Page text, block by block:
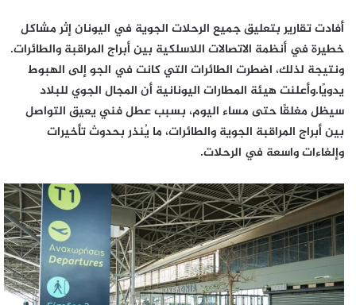
أفادت تقارير بتعليق جميع الرحلات الجوية في اليونان إثر مشاكل
خطيرة في أنظمة الاتصالات اللاسلكية بين أبراج المراقبة والطائرات.
ونتيجة لذلك، اضطرت الطائرات التي كانت في الجو إلى الهبوط
يدويًا.وأعلنت هيئة المطارات اليونانية أن المجال الجوي للبلاد
سيظل مغلقًا حتى مساء اليوم، بسبب عطل فني يعيق التواصل
بين أبراج المراقبة الجوية والطائرات، ما يُنذر بحدوث تأخيرات
وإلغاءات واسعة في الرحلات.